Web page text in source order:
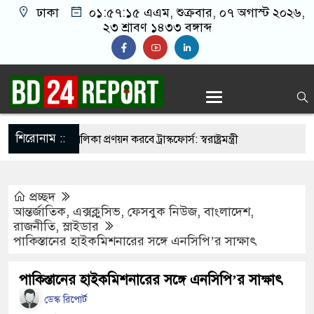
ঢাকা ০১:৫৭:১৬ এএম, শুক্রবার, ০৭ অগাস্ট ২০২৬,
২৩ শ্রাবণ ১৪৩৩ বঙ্গাব্দ
শিরোনাম ::তালিকা প্রণয়ন করবে ট্রাস্কফোর্স: স্বরাষ্ট্রমন্ত্রী
নয়, জাতির দায়িত্ব নিতে হবে ওলামায়ে
মসজিদ থেকে খুলে ফেলা হচ্ছে মাইক, শুভেন্দু বলছেন-
প্রচ্ছদ
আন্তর্জাতিক, এক্সক্লুসিভ, ফেসবুক নিউজ,বাংলাদেশ,
রাজনীতি,স্লাইডার
পা‌কিস্তা‌নের হাইকমিশনারের স‌ঙ্গে এনসিপি’র সাক্ষাৎ
পা‌কিস্তা‌নের হাইকমিশনারের স‌ঙ্গে এনসিপি’র সাক্ষাৎ
ডেস্ক রিপোর্ট